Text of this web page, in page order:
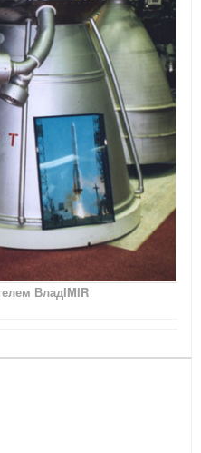
ВладIMIR